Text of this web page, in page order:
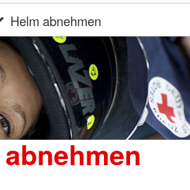
Helm abnehmen